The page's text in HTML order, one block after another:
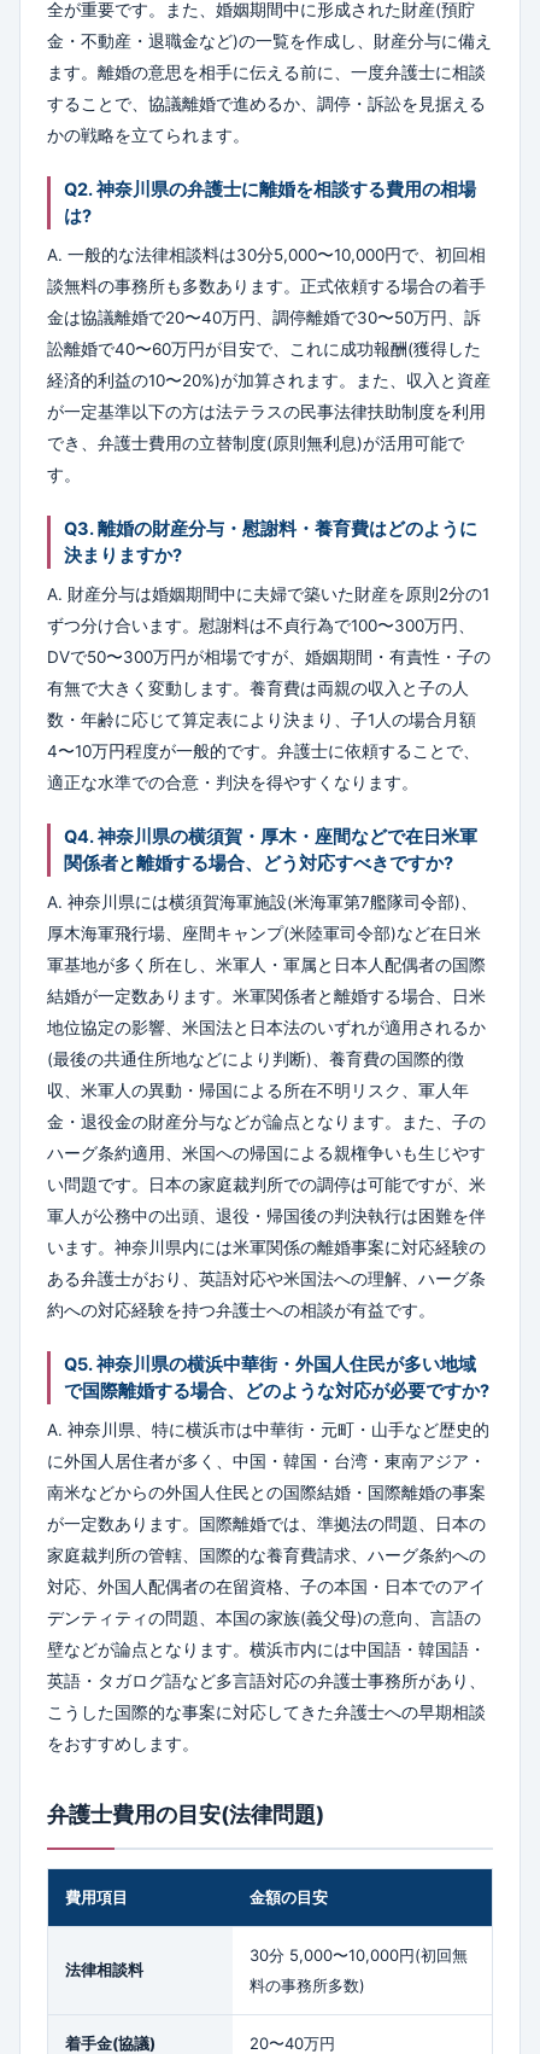
全が重要です。また、婚姻期間中に形成された財産(預貯
金・不動産・退職金など)の一覧を作成し、財産分与に備え
ます。離婚の意思を相手に伝える前に、一度弁護士に相談
することで、協議離婚で進めるか、調停・訴訟を見据える
かの戦略を立てられます。
Q2. 神奈川県の弁護士に離婚を相談する費用の相場
は?
A. 一般的な法律相談料は30分5,000〜10,000円で、初回相
談無料の事務所も多数あります。正式依頼する場合の着手
金は協議離婚で20〜40万円、調停離婚で30〜50万円、訴
訟離婚で40〜60万円が目安で、これに成功報酬(獲得した
経済的利益の10〜20%)が加算されます。また、収入と資産
が一定基準以下の方は法テラスの民事法律扶助制度を利用
でき、弁護士費用の立替制度(原則無利息)が活用可能で
す。
Q3. 離婚の財産分与・慰謝料・養育費はどのように
決まりますか?
A. 財産分与は婚姻期間中に夫婦で築いた財産を原則2分の1
ずつ分け合います。慰謝料は不貞行為で100〜300万円、
DVで50〜300万円が相場ですが、婚姻期間・有責性・子の
有無で大きく変動します。養育費は両親の収入と子の人
数・年齢に応じて算定表により決まり、子1人の場合月額
4〜10万円程度が一般的です。弁護士に依頼することで、
適正な水準での合意・判決を得やすくなります。
Q4. 神奈川県の横須賀・厚木・座間などで在日米軍
関係者と離婚する場合、どう対応すべきですか?
A. 神奈川県には横須賀海軍施設(米海軍第7艦隊司令部)、
厚木海軍飛行場、座間キャンプ(米陸軍司令部)など在日米
軍基地が多く所在し、米軍人・軍属と日本人配偶者の国際
結婚が一定数あります。米軍関係者と離婚する場合、日米
地位協定の影響、米国法と日本法のいずれが適用されるか
(最後の共通住所地などにより判断)、養育費の国際的徴
収、米軍人の異動・帰国による所在不明リスク、軍人年
金・退役金の財産分与などが論点となります。また、子の
ハーグ条約適用、米国への帰国による親権争いも生じやす
い問題です。日本の家庭裁判所での調停は可能ですが、米
軍人が公務中の出頭、退役・帰国後の判決執行は困難を伴
います。神奈川県内には米軍関係の離婚事案に対応経験の
ある弁護士がおり、英語対応や米国法への理解、ハーグ条
約への対応経験を持つ弁護士への相談が有益です。
Q5. 神奈川県の横浜中華街・外国人住民が多い地域
で国際離婚する場合、どのような対応が必要ですか?
A. 神奈川県、特に横浜市は中華街・元町・山手など歴史的
に外国人居住者が多く、中国・韓国・台湾・東南アジア・
南米などからの外国人住民との国際結婚・国際離婚の事案
が一定数あります。国際離婚では、準拠法の問題、日本の
家庭裁判所の管轄、国際的な養育費請求、ハーグ条約への
対応、外国人配偶者の在留資格、子の本国・日本でのアイ
デンティティの問題、本国の家族(義父母)の意向、言語の
壁などが論点となります。横浜市内には中国語・韓国語・
英語・タガログ語など多言語対応の弁護士事務所があり、
こうした国際的な事案に対応してきた弁護士への早期相談
をおすすめします。
弁護士費用の目安(法律問題)
費用項目 金額の目安
法律相談料
30分 5,000〜10,000円(初回無
料の事務所多数)
着手金(協議) 20〜40万円